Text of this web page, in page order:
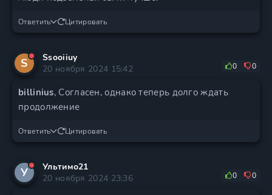
Ответить Цитировать
S
Ssooiiuy
20 ноября 2024 15:42
0 0
billinius, Согласен, однако теперь долго ждать
продолжение
Ответить Цитировать
У
Ультимо21
20 ноября 2024 23:36
0 0